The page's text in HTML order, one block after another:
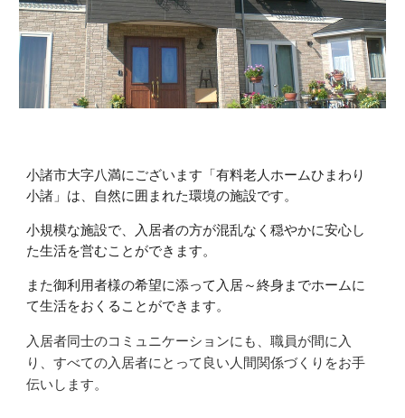
小諸市大字八満にございます「有料老人ホームひまわり
小諸」は、自然に囲まれた環境の施設です。
小規模な施設で、入居者の方が混乱なく穏やかに安心し
た生活を営むことができます。
また御利用者様の希望に添って入居～終身までホームに
て生活をおくることができます。
入居者同士のコミュニケーションにも、職員が間に入
り、すべての入居者にとって良い人間関係づくりをお手
伝いします。